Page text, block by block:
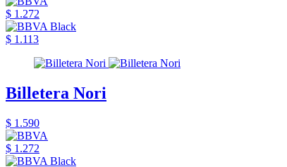
$ 1.272
$ 1.113
Billetera Nori
$ 1.590
$ 1.272